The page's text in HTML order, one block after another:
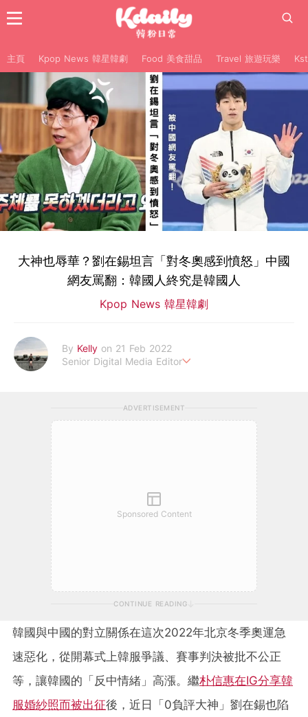
主頁 Kpop News 韓星韓劇 Food 美食甜品 Travel 旅遊玩樂
大神也辱華？劉在錫坦言「對冬奧感到憤怒」中國
網友罵翻：韓國人終究是韓國人
Kpop News 韓星韓劇
By Kelly on 21 Feb 2022
Senior Digital Media Editor
ADVERTISEMENT
Sponsored Content
CONTINUE READING
韓國與中國的對立關係在這次2022年北京冬季奧運急
速惡化，從開幕式上韓服爭議、賽事判決被批不公正
等，讓韓國的「反中情緒」高漲。繼朴信惠在IG分享韓
服婚紗照而被出征後，近日「0負評大神」劉在錫也陷